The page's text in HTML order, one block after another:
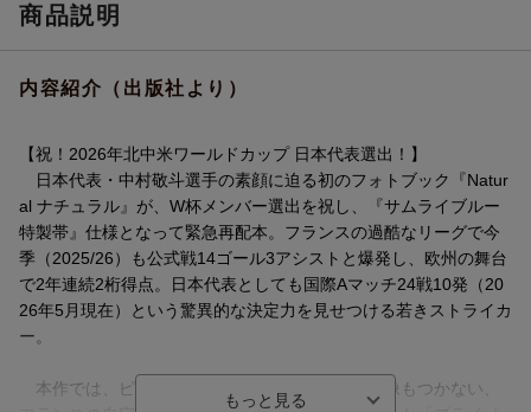
商品説明
内容紹介（出版社より）
【祝！2026年北中米ワールドカップ 日本代表選出！】
日本代表・中村敬斗選手の素顔に迫る初のフォトブック『Natur
al ナチュラル』が、W杯メンバー選出を祝し、『サムライブルー
特製帯』仕様となって緊急再配本。フランスの過酷なリーグで今
季（2025/26）も公式戦14ゴール3アシストと爆発し、欧州の舞台
で2年連続2桁得点。日本代表としても国際Aマッチ24戦10発（20
26年5月現在）という驚異的な決定力を見せつける若きストライカ
ー。
本作では、ピッチ上の闘志あふれる姿からは想像もつかない、